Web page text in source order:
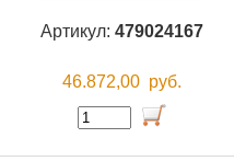
Артикул: 479024167
46.872,00 руб.